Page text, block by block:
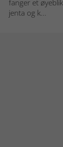
fanger et
jenta og k...